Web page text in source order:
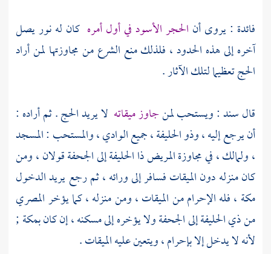
فائدة : يروى أن الحجر الأسود في أول أمره كان له نور يصل
آخره إلى هذه الحدود ، فلذلك منع الشرع من مجاوزتها لمن أراد
الحج تعظيما لتلك الآثار .
قالسند: ويستحب لمنجاوز ميقاته لا يريد الحج . ثم أراده :
أن يرجع إليه ،وذو الحليفة، جميع الوادي ، والمستحب : المسجد
،ولمالك، في مجاوزة المريضذا الحليفةإلىالجحفةقولان ، ومن
كان منزله دون الميقات فسافر إلى ورائه ، ثم رجع يريد الدخول
مكة ، فله الإحرام من الميقات ، ومن منزله ، كما يؤخر المصري
منذي الحليفةإلىالجحفةولا يؤخره إلى مسكنه ، إن كانبمكة;
لأنه لا يدخل إلا بإحرام ، ويتعين عليه الميقات .